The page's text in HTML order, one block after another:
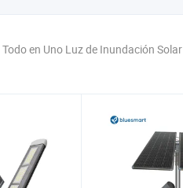
en Uno Luz de Inundación Solar